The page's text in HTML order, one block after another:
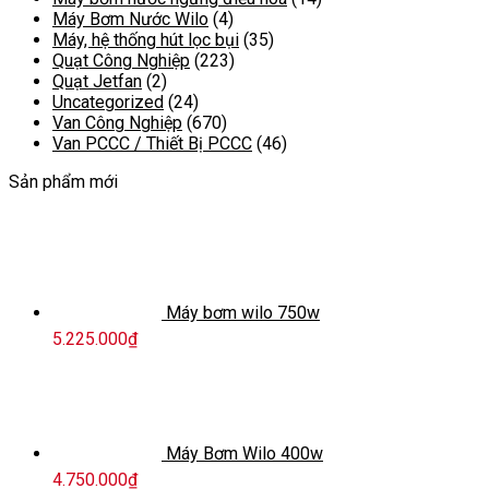
Máy Bơm Nước Wilo (4)
Máy, hệ thống hút lọc bụi (35)
Quạt Công Nghiệp (223)
Quạt Jetfan (2)
Uncategorized (24)
Van Công Nghiệp (670)
Van PCCC / Thiết Bị PCCC (46)
Sản phẩm mới
Máy bơm wilo 750w
5.225.000₫
Máy Bơm Wilo 400w
4.750.000₫